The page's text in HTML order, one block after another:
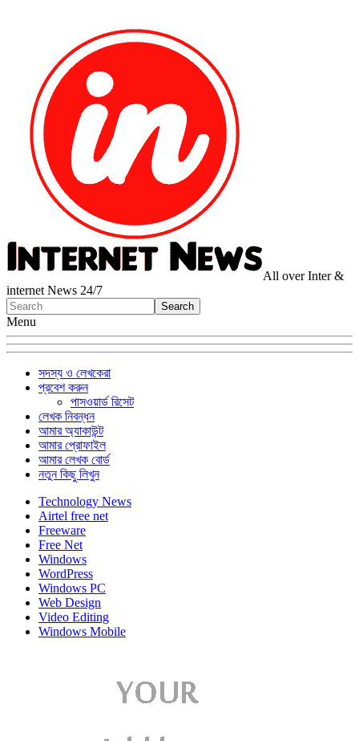
All over Inter &
internet News 24/7
Menu
সদস্য ও লেখকেরা
প্রবেশ করুন
পাসওয়ার্ড রিসেট
লেখক নিবন্ধন
আমার অ্যাকাউন্ট
আমার প্রোফাইল
আমার লেখক বোর্ড
নতুন কিছু লিখুন
Technology News
Airtel free net
Freeware
Free Net
Windows
WordPress
Windows PC
Web Design
Video Editing
Windows Mobile